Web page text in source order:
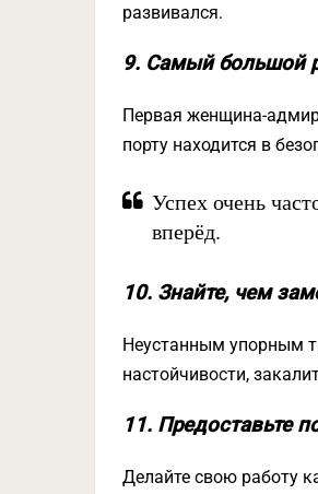
развивался.
9. Самый большой
Первая женщина-
порту находится в
Успех очень
вперёд.
10. Знайте, чем
Неустанным упорным
настойчивости,
11. Предоставьте
Делайте свою работу